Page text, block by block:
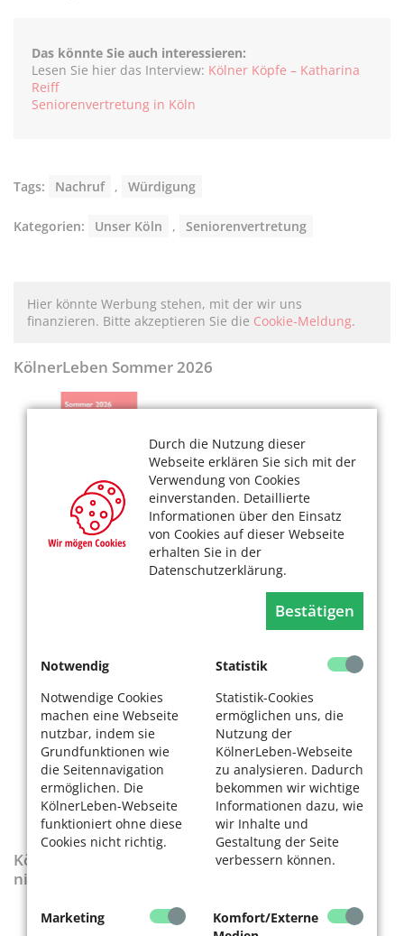
Durch die Nutzung dieser
Webseite erklären Sie sich mit der
Verwendung von Cookies
einverstanden. Detaillierte
Informationen über den Einsatz
von Cookies auf dieser Webseite
erhalten Sie in der
Datenschutzerklärung.
Bestätigen
Notwendig
Notwendige Cookies
machen eine Webseite
nutzbar, indem sie
Grundfunktionen wie
die Seitennavigation
ermöglichen. Die
KölnerLeben-Webseite
funktioniert ohne diese
Cookies nicht richtig.
Statistik
Statistik-Cookies
ermöglichen uns, die
Nutzung der
KölnerLeben-Webseite
zu analysieren. Dadurch
bekommen wir wichtige
Informationen dazu, wie
wir Inhalte und
Gestaltung der Seite
verbessern können.
Marketing
Komfort/Externe
Das könnte Sie auch interessieren:
Lesen Sie hier das Interview: Kölner Köpfe – Katharina
Reiff
Seniorenvertretung in Köln
Tags: Nachruf , Würdigung
Kategorien: Unser Köln , Seniorenvertretung
Hier könnte Werbung stehen, mit der wir uns
finanzieren. Bitte akzeptieren Sie die Cookie-Meldung.
KölnerLeben Sommer 2026
KölnerLeben-Sonderausgabe „Wenn die Rente
nicht reicht“